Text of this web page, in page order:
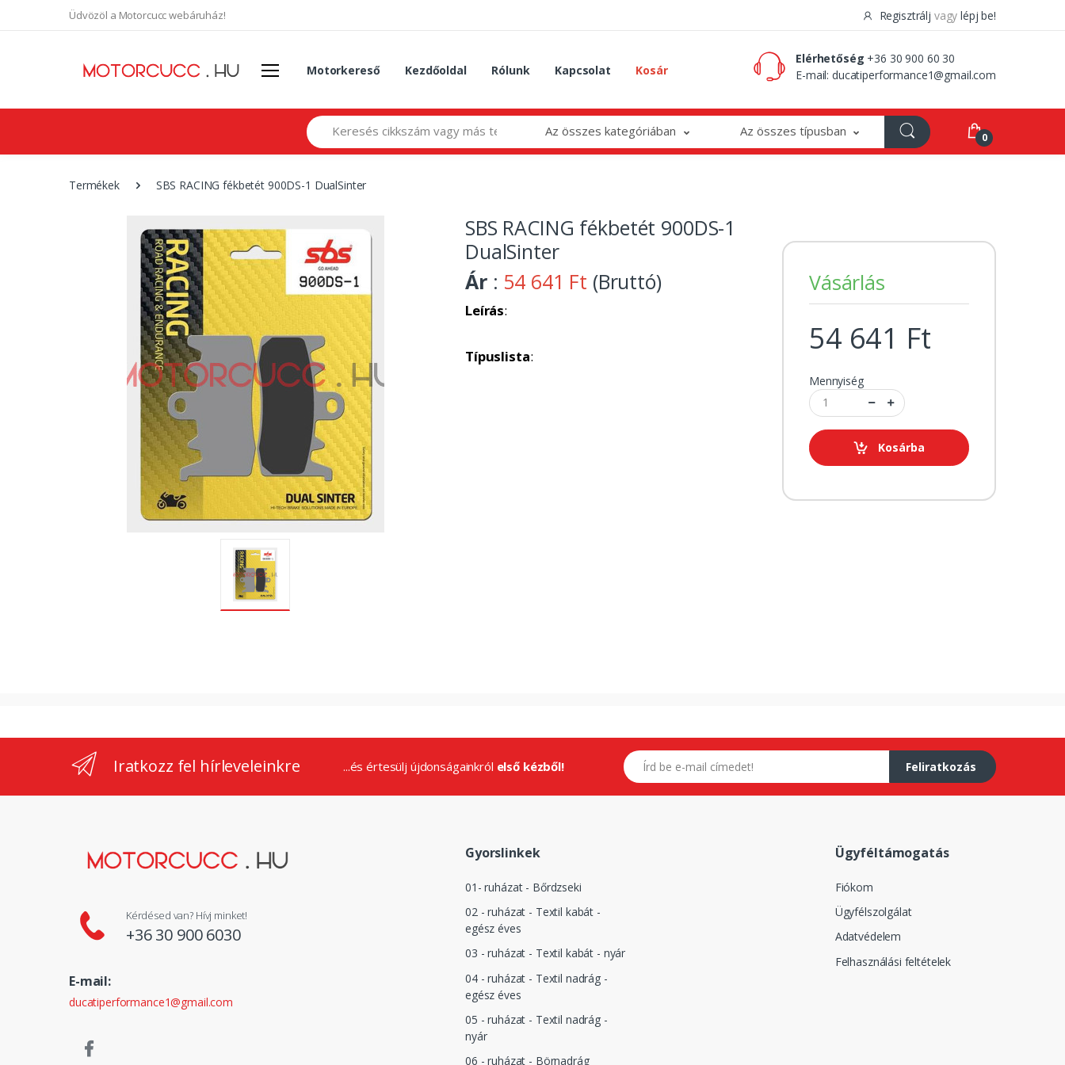
Üdvözöl a Motorcucc webáruház! Regisztrálj vagy lépj be!
Motorkereső Kezdőoldal Rólunk Kapcsolat Kosár
Elérhetőség +36 30 900 60 30
E-mail:ducatiperformance1@gmail.com
Search Az összes kategóriában Az összes típusban 0
Termékek SBS RACING fékbetét 900DS-1 DualSinter
SBS RACING fékbetét 900DS-1
DualSinter
Ár : 54 641 Ft (Bruttó)
Leírás:
Típuslista:
Vásárlás
54 641 Ft
Mennyiség
Kosárba
Iratkozz fel hírleveleinkre ...és értesülj újdonságainkról első kézből!
E-mail címed
Feliratkozás
Kérdésed van? Hívj minket!
+36 30 900 6030
E-mail:
ducatiperformance1@gmail.com
Gyorslinkek
01- ruházat - Bőrdzseki
02 - ruházat - Textil kabát -
egész éves
03 - ruházat - Textil kabát - nyár
04 - ruházat - Textil nadrág -
egész éves
05 - ruházat - Textil nadrág -
nyár
06 - ruházat - Börnadrág
Ügyféltámogatás
Fiókom
Ügyfélszolgálat
Adatvédelem
Felhasználási feltételek